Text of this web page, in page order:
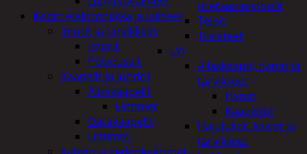
uretaanipistoolit
Teipit
Tiivisteet
LVI
Allaskaapit, hanat ja
tarvikkeet
Hanat
Kaapistot
Hajulukot, kaivot ja
tarvikkeet
Kodin elektroniikka ja laitteet
Imurit ja tarvikkeet
Imurit
Pölypussit
Kaapelit ja johdot
Äänikaapelit
Liittimet
Datakaapelit
Liittimet